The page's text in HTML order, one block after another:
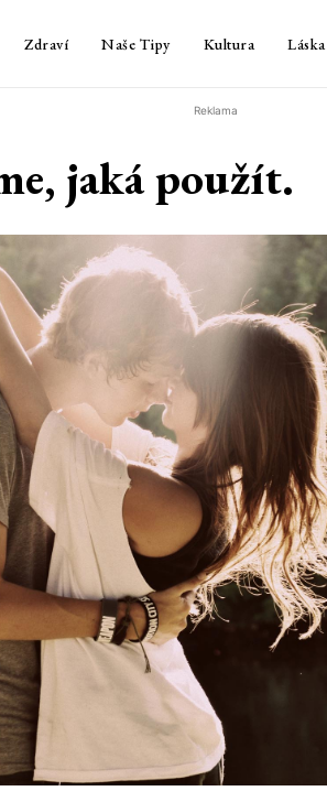
Zdraví Naše Tipy Kultura Láska
Reklama
jaká použít.